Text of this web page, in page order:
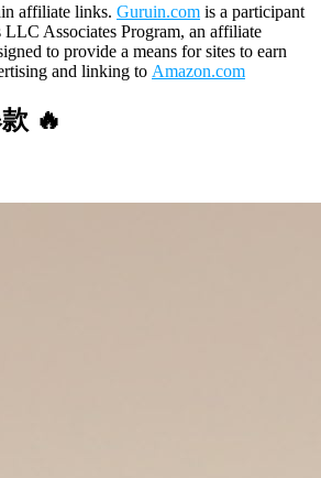
affiliate links. Guruin.com is a participant
LLC Associates Program, an affiliate
to provide a means for sites to earn
and linking to Amazon.com
🔥